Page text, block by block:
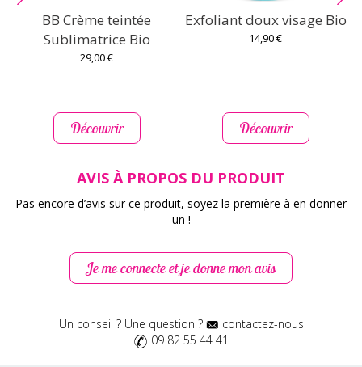
BB Crème teintée
Sublimatrice Bio
29,00 €
Découvrir
Exfoliant doux visage Bio
14,90 €
Découvrir
AVIS À PROPOS DU PRODUIT
Pas encore d’avis sur ce produit, soyez la première à en donner
un !
Je me connecte et je donne mon avis
Un conseil ? Une question ?
contactez-nous
09 82 55 44 41